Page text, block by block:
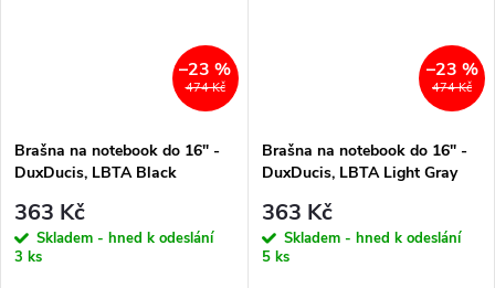
474 Kč
–23 %
Brašna na notebook do 16" -
DuxDucis, LBTA Black
363 Kč
Skladem - hned k odeslání
3 ks
474 Kč
–23 %
Brašna na notebook do 16" -
DuxDucis, LBTA Light Gray
363 Kč
Skladem - hned k odeslání
5 ks